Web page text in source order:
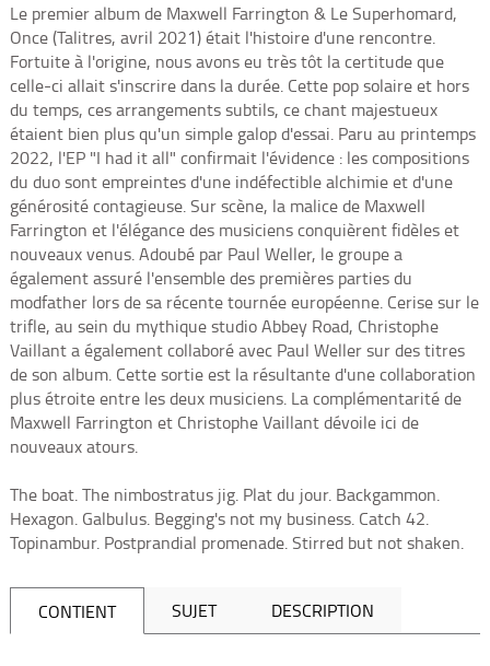
Le premier album de Maxwell Farrington & Le Superhomard,
Once (Talitres, avril 2021) était l'histoire d'une rencontre.
Fortuite à l'origine, nous avons eu très tôt la certitude que
celle-ci allait s'inscrire dans la durée. Cette pop solaire et hors
du temps, ces arrangements subtils, ce chant majestueux
étaient bien plus qu'un simple galop d'essai. Paru au printemps
2022, l'EP "I had it all" confirmait l'évidence : les compositions
du duo sont empreintes d'une indéfectible alchimie et d'une
générosité contagieuse. Sur scène, la malice de Maxwell
Farrington et l'élégance des musiciens conquièrent fidèles et
nouveaux venus. Adoubé par Paul Weller, le groupe a
également assuré l'ensemble des premières parties du
modfather lors de sa récente tournée européenne. Cerise sur le
trifle, au sein du mythique studio Abbey Road, Christophe
Vaillant a également collaboré avec Paul Weller sur des titres
de son album. Cette sortie est la résultante d'une collaboration
plus étroite entre les deux musiciens. La complémentarité de
Maxwell Farrington et Christophe Vaillant dévoile ici de
nouveaux atours.
The boat. The nimbostratus jig. Plat du jour. Backgammon.
Hexagon. Galbulus. Begging's not my business. Catch 42.
Topinambur. Postprandial promenade. Stirred but not shaken.
CONTIENT SUJET DESCRIPTION